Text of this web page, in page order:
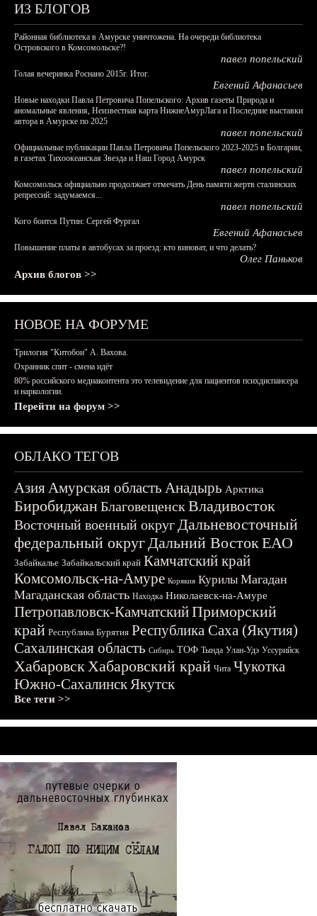
ИЗ БЛОГОВ
Районная библиотека в Амурске уничтожена. На очереди библиотека
Островского в Комсомольске?!
павел попельский
Голая вечеринка Роснано 2015г. Итог.
Евгений Афанасьев
Новые находки Павла Петровича Попельского: Архив газеты Природа и
аномальные явления, Неизвестная карта НижнеАмурЛага и Последние выставки
автора в Амурске по 2025
павел попельский
Официальные публикации Павла Петровича Попельского 2023-2025 в Болгарии,
в газетах Тихоокеанская Звезда и Наш Город Амурск
павел попельский
Комсомольск официально продолжает отмечать День памяти жертв сталинских
репрессий: задумаемся...
павел попельский
Кого боится Путин: Сергей Фургал
Евгений Афанасьев
Повышение платы в автобусах за проезд: кто виноват, и что делать?
Олег Паньков
Архив блогов >>
НОВОЕ НА ФОРУМЕ
Трилогия "Китобои" А. Вахова.
Охранник спит - смена идёт
80% российского медиаконтента это телевидение для пациентов психдиспансера
и наркологии.
Перейти на форум >>
ОБЛАКО ТЕГОВ
АзияАмурская область Анадырь Арктика
БиробиджанБлаговещенскВладивосток
Восточный военный округДальневосточный
федеральный округДальний ВостокЕАО
Забайкалье Забайкальский край Камчатский край
Комсомольск-на-Амуре Корякия Курилы Магадан
Магаданская область Находка Николаевск-на-Амуре
Петропавловск-КамчатскийПриморский
край Республика Бурятия Республика Саха (Якутия)
Сахалинская область Сибирь ТОФ Тында Улан-Удэ Уссурийск
ХабаровскХабаровский край Чита Чукотка
Южно-СахалинскЯкутск
Все теги >>